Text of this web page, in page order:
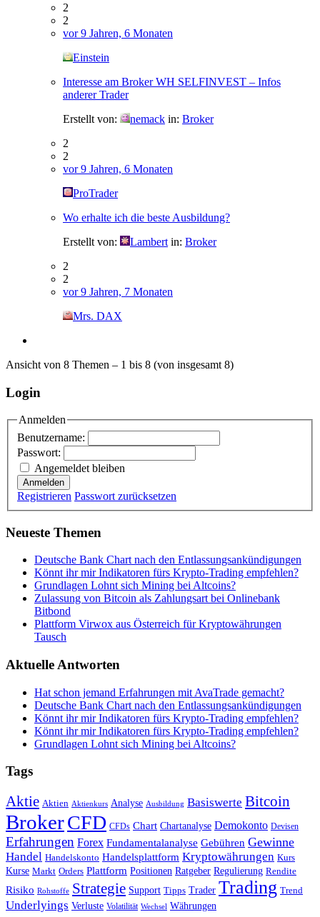
2
2
vor 9 Jahren, 6 Monaten
Einstein
Interesse am Broker WH SELFINVEST – Infos
anderer Trader
Erstellt von:
nemack in: Broker
2
2
vor 9 Jahren, 6 Monaten
ProTrader
Wo erhalte ich die beste Ausbildung?
Erstellt von:
Lambert in: Broker
2
2
vor 9 Jahren, 7 Monaten
Mrs. DAX
Ansicht von 8 Themen – 1 bis 8 (von insgesamt 8)
Login
Anmelden
Benutzername:
Passwort:
Angemeldet bleiben
Anmelden
Registrieren Passwort zurücksetzen
Neueste Themen
Deutsche Bank Chart nach den Entlassungsankündigungen
Könnt ihr mir Indikatoren fürs Krypto-Trading empfehlen?
Grundlagen Lohnt sich Mining bei Altcoins?
Zulassung von Bitcoin als Zahlungsart bei Onlinebank
Bitbond
Plattform Virwox aus Österreich für Kryptowährungen
Tausch
Aktuelle Antworten
Hat schon jemand Erfahrungen mit AvaTrade gemacht?
Deutsche Bank Chart nach den Entlassungsankündigungen
Könnt ihr mir Indikatoren fürs Krypto-Trading empfehlen?
Könnt ihr mir Indikatoren fürs Krypto-Trading empfehlen?
Grundlagen Lohnt sich Mining bei Altcoins?
Tags
Aktie Aktien Aktienkurs Analyse Ausbildung Basiswerte Bitcoin
BrokerCFD CFDs Chart Chartanalyse Demokonto Devisen
Erfahrungen Forex Fundamentalanalyse Gebühren Gewinne
Handel Handelskonto Handelsplattform Kryptowährungen Kurs
Kurse Markt Orders Plattform Positionen Ratgeber Regulierung Rendite
Risiko Rohstoffe Strategie Support Tipps Trader Trading Trend
Underlyings Verluste Volatilität Wechsel Währungen